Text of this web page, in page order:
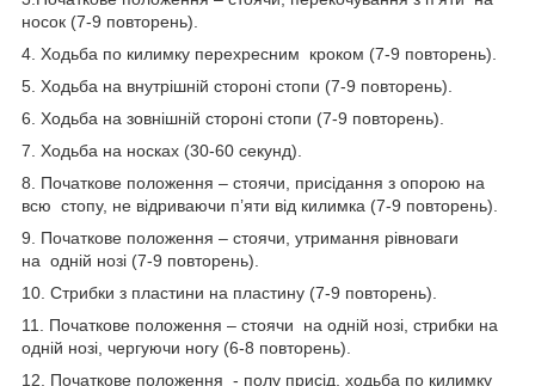
носок (7-9 повторень).
4. Ходьба по килимку перехресним кроком (7-9 повторень).
5. Ходьба на внутрішній стороні стопи (7-9 повторень).
6. Ходьба на зовнішній стороні стопи (7-9 повторень).
7. Ходьба на носках (30-60 секунд).
8. Початкове положення – стоячи, присідання з опорою на
всю стопу, не відриваючи п’яти від килимка (7-9 повторень).
9. Початкове положення – стоячи, утримання рівноваги
на одній нозі (7-9 повторень).
10. Стрибки з пластини на пластину (7-9 повторень).
11. Початкове положення – стоячи на одній нозі, стрибки на
одній нозі, чергуючи ногу (6-8 повторень).
12. Початкове положення - полу присід, ходьба по килимку